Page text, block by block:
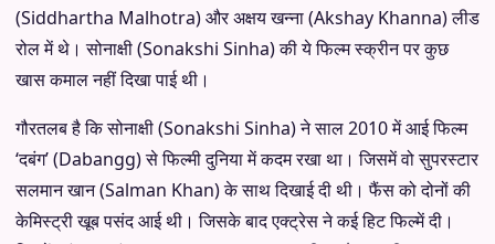
(Siddhartha Malhotra) और अक्षय खन्ना (Akshay Khanna) लीड
रोल में थे। सोनाक्षी (Sonakshi Sinha) की ये फिल्म स्क्रीन पर कुछ
खास कमाल नहीं दिखा पाई थी।
गौरतलब है कि सोनाक्षी (Sonakshi Sinha) ने साल 2010 में आई फिल्म
‘दबंग’ (Dabangg) से फिल्मी दुनिया में कदम रखा था। जिसमें वो सुपरस्टार
सलमान खान (Salman Khan) के साथ दिखाई दी थी। फैंस को दोनों की
केमिस्ट्री खूब पसंद आई थी। जिसके बाद एक्ट्रेस ने कई हिट फिल्में दी।